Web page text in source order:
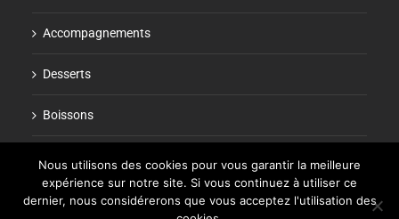
Accompagnements
Desserts
Boissons
Nous utilisons des cookies pour vous garantir la meilleure
expérience sur notre site. Si vous continuez à utiliser ce
dernier, nous considérerons que vous acceptez l'utilisation des